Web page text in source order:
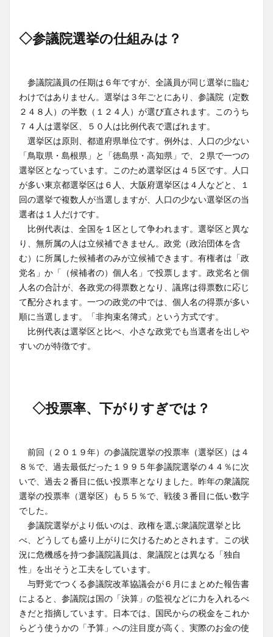
◇参議院選挙の仕組みは？
参議院議員の任期は６年ですが、全議員が同じ選挙に臨む
わけではありません。選挙は３年ごとにあり、参議院（定数
２４８人）の半数（１２４人）が選び直されます。このうち
７４人は選挙区、５０人は比例代表で選ばれます。
選挙区は原則、都道府県単位です。例外は、人口の少ない
「鳥取県・島根県」と「徳島県・高知県」で、２県で一つの
選挙区となっています。このため選挙区は４５区です。人口
が多い東京都選挙区は６人、大阪府選挙区は４人などと、１
回の選挙で複数人が当選しますが、人口の少ない選挙区の当
選者は１人だけです。
比例代表は、全国を１区として争われます。選挙区と異な
り、無所属の人は立候補できません。政党（政治団体を含
む）に所属した候補者のみが立候補できます。有権者は「政
党名」か「（候補者の）個人名」で投票します。政党名と個
人名の合計が、各政党の得票数となり、議席は得票数に応じ
て配分されます。一つの政党の中では、個人名の得票が多い
順に当選します。「非拘束名簿式」という方式です。
比例代表は選挙区と比べ、小さな政党でも当選者を出しや
すいのが特徴です。
◇投票率、下がりすぎでは？
前回（２０１９年）の参議院選挙の投票率（選挙区）は４
８％で、過去最低だった１９９５年参議院選挙の４４％に次
いで、過去２番目に低い投票率となりました。昨年の衆議院
選挙の投票率（選挙区）も５５％で、戦後３番目に低い数字
でした。
参議院選挙がより低いのは、政権を選ぶ衆議院選挙と比
べ、どうしても盛り上がりに欠けるためとされます。この状
況に危機感を持つ参議院議員は、衆議院とは異なる「独自
性」を出そうと工夫をしています。
与野党でつくる参議院改革協議会が６月にまとめた報告書
によると、参議院は国の「決算」の監視などに力を入れるべ
きだと指摘しています。日本では、国民からの税金をこれか
らどう使うかの「予算」への注目度が高く、実際のお金の使